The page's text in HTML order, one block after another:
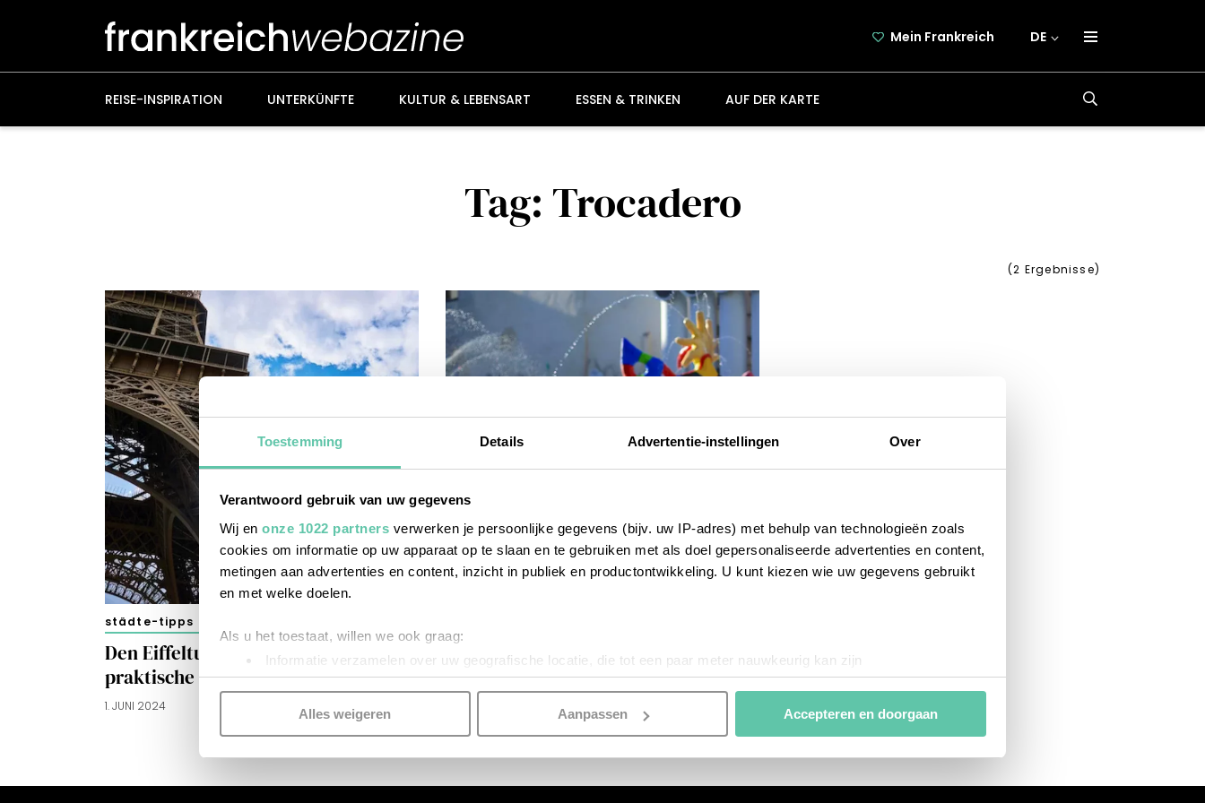
Toestemming Details Advertentie-instellingen Over
Verantwoord gebruik van uw gegevens
Wij en onze 1022 partners verwerken je persoonlijke gegevens (bijv. uw IP-adres) met behulp van technologieën zoals
cookies om informatie op uw apparaat op te slaan en te gebruiken met als doel gepersonaliseerde advertenties en content,
metingen aan advertenties en content, inzicht in publiek en productontwikkeling. U kunt kiezen wie uw gegevens gebruikt
en met welke doelen.
Als u het toestaat, willen we ook graag:
Informatie verzamelen over uw geografische locatie, die tot een paar meter nauwkeurig kan zijn
Uw apparaat identificeren door het actief te scannen op specifieke eigenschappen (fingerprinting)
Lees meer over hoe uw persoonlijke gegevens worden verwerkt en stel uw voorkeuren in het
detailgedeelte
Alles weigeren Aanpassen Accepteren en doorgaan
Mein Frankreich DE
REISE-INSPIRATION UNTERKÜNFTE KULTUR & LEBENSART ESSEN & TRINKEN AUF DER KARTE
Tag: Trocadero
(2 Ergebnisse)
städte-tipps
Den Eiffelturm besuchen: 10
praktische Tipps
1. JUNI 2024
Unsere 10 Lieblingsbrunnen in Paris
22. MÄRZ 2019